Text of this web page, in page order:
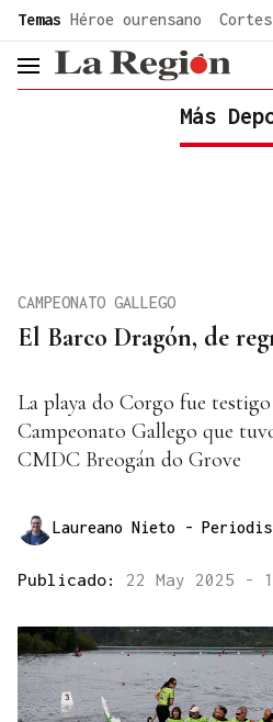
common.go-to-content
Temas Héroe ourensano
header.menu.open
Más
El Barco Dragón, de
CAMPEONATO GALLEGO
La playa do Corgo fue
Campeonato Gallego que
CMDC Breogán do Grove
Laureano Nieto -
Publicado: 22 May 2025 -